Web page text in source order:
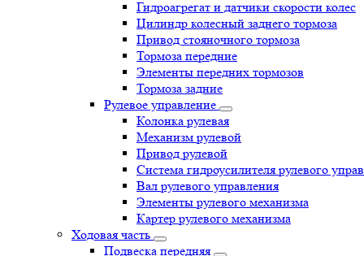
Гидроагрегат и датчики скорости колес
Цилиндр колесный заднего тормоза
Привод стояночного тормоза
Тормоза передние
Элементы передних тормозов
Тормоза задние
Рулевое управление
Колонка рулевая
Механизм рулевой
Привод рулевой
Система гидроусилителя рулевого
Вал рулевого управления
Элементы рулевого механизма
Картер рулевого механизма
Ходовая часть
Подвеска передняя